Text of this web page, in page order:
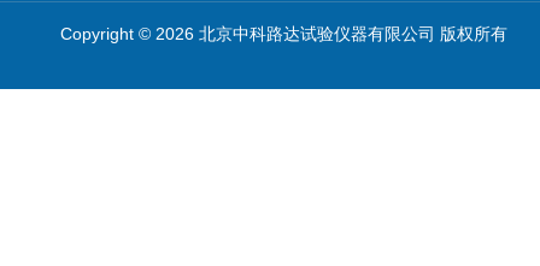
Copyright © 2026 北京中科路达试验仪器有限公司 版权所有